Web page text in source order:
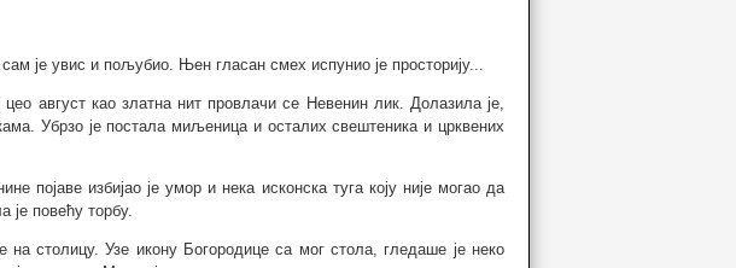
је увис и пољубио. Њен гласан смех испунио је просторију...
август као златна нит провлачи се Невенин лик. Долазила је,
Убрзо је постала миљеница и осталих свештеника и црквених
појаве избијао је умор и нека исконска туга коју није могао да
повећу торбу.
столицу. Узе икону Богородице са мог стола, гледаше је неко